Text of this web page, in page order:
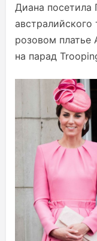
Диана посетила
розовом платье
на парад